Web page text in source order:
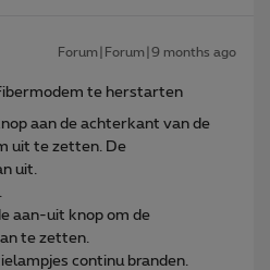
Forum|Forum|9 months ago
te herstarten
aan de achterkant van de
uit te zetten. De
uit.
aan-uit knop om de
te zetten.
continu branden.